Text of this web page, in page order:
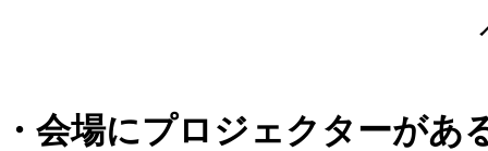
・会場にプロジェクターが